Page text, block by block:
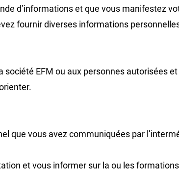
d’informations et que vous manifestez
fournir diverses informations
EFM ou aux personnes autorisées
que vous avez communiquées par
et vous informer sur la ou les